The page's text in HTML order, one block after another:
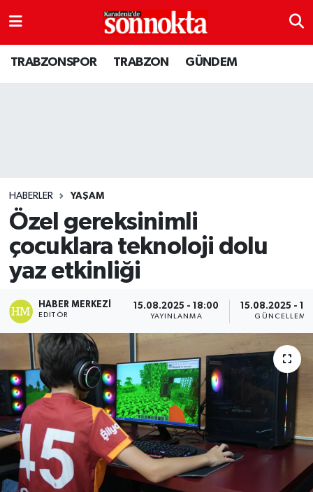
TRABZONSPOR TRABZON GÜNDEM
HABERLER YAŞAM
Özel gereksinimli
çocuklara teknoloji dolu
yaz etkinliği
HABER MERKEZI
EDITÖR
15.08.2025 - 18:00
YAYINLANMA
15.08.2025 -
GÜNCELLEME
GÜNDEM
Kültür sanat
MAGAZİN
SAĞLIK
SİYASET
Teknoloji
TRABZON
TRABZONSPOR
Yaşam
Son Dakika Haberleri
Haber Arşivi